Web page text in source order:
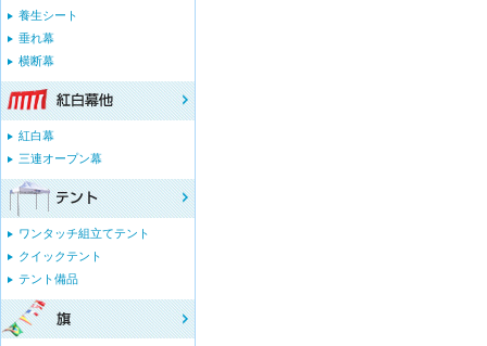
養生シート
垂れ幕
横断幕
紅白幕
三連オープン幕
ワンタッチ組立てテント
クイックテント
テント備品